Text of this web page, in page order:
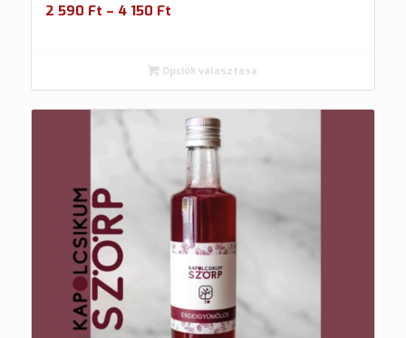
2 590 Ft – 4 150 Ft
Opciók választása